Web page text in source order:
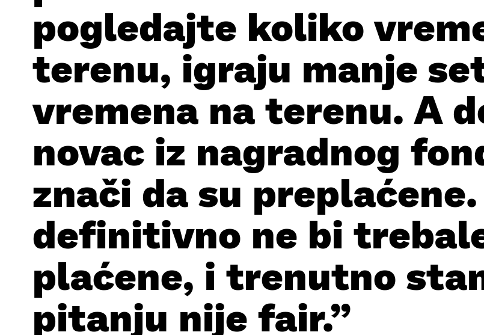
pogledajte koliko
terenu, igraju manje
vremena na terenu. A
novac iz nagradnog
znači da su
definitivno ne bi
plaćene, i trenutno
pitanju nije fair.”